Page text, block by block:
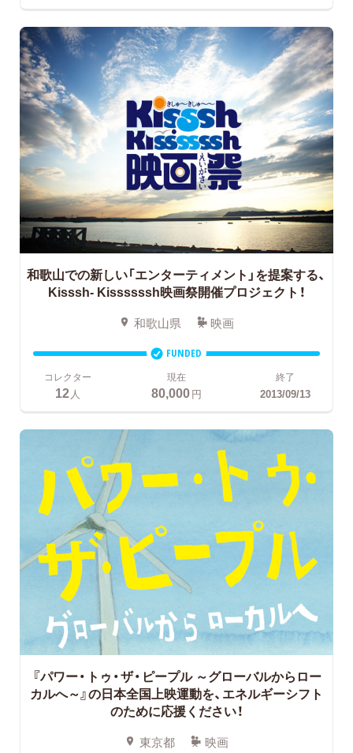
和歌山での新しい「エンターティメント」を提案する、
Kisssh- Kissssssh映画祭開催プロジェクト！
和歌山県 映画
FUNDED
コレクター
12 人
現在
80,000円
終了
2013/09/13
『パワー・トゥ・ザ・ピープル ～グローバルからロー
カルへ～』の日本全国上映運動を、エネルギーシフト
のために応援ください！
東京都 映画